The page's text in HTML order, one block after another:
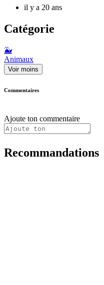
il y a 20 ans
Catégorie
🐳
Animaux
Voir moins
Commentaires
Ajoute ton commentaire
Recommandations